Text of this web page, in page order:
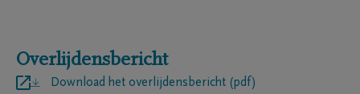
Overlijdensbericht
Download het overlijdensbericht (pdf)